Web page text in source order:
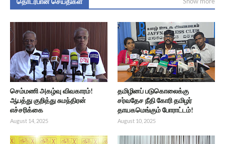
செம்மணி அகழ்வு விவகாரம்!
ஆபத்து குறித்து சுமந்திரன்
எச்சரிக்கை
August 14, 2025
தமிழினப் படுகொலைக்கு
சர்வதேச நீதி கோரி தமிழர்
தாயகமெங்கும் போராட்டம்!
August 10, 2025